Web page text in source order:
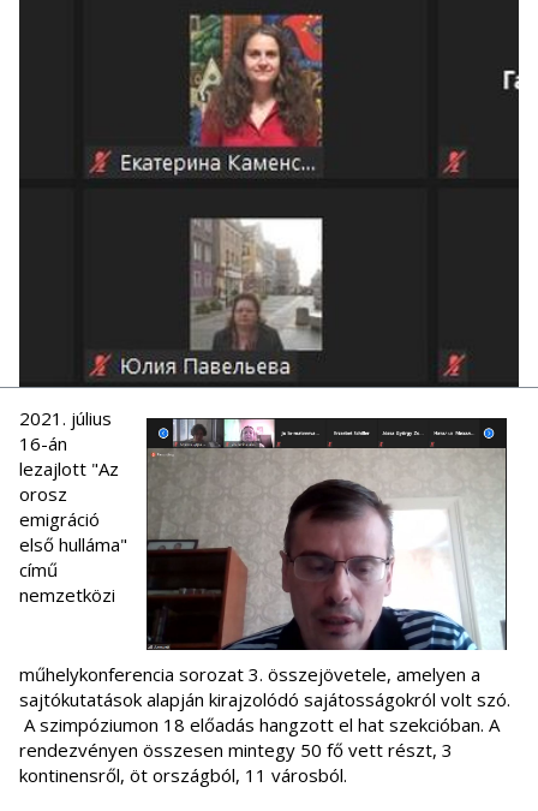
2021. július
16-án
lezajlott "Az
orosz
emigráció
első hulláma"
című
nemzetközi
műhelykonferencia sorozat 3. összejövetele, amelyen a
sajtókutatások alapján kirajzolódó sajátosságokról volt szó.
A szimpóziumon 18 előadás hangzott el hat szekcióban. A
rendezvényen összesen mintegy 50 fő vett részt, 3
kontinensről, öt országból, 11 városból.